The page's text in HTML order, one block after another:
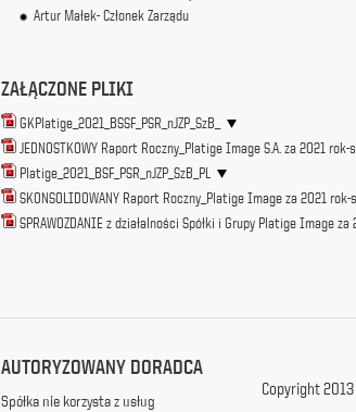
Warszawie
99, w
marketingowych,
promocyjnych,
informacyjnych
i
reklamowych,
zgodnie z
29
1997
r.
o
Artur Małek- Członek Zarządu
ZAŁĄCZONE PLIKI
GKPlatige_2021_BSSF_PSR_nJZP_SzB_
JEDNOSTKOWY Raport Roczny_Platige Image S.A. za 2021 rok-
Platige_2021_BSF_PSR_nJZP_SzB_PL
SKONSOLIDOWANY Raport Roczny_Platige Image za 2021
SPRAWOZDANIE z działalności Spółki i Grupy Platige Image
AUTORYZOWANY DORADCA
Spółka nie korzysta z usług
Copyright